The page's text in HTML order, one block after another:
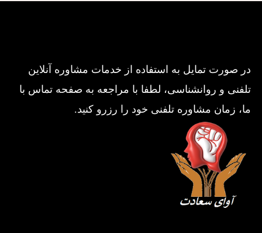
در صورت تمایل به استفاده از خدمات مشاوره آنلاین
تلفنی و روانشناسی، لطفا با مراجعه به صفحه تماس با
ما، زمان مشاوره تلفنی خود را رزرو کنید.